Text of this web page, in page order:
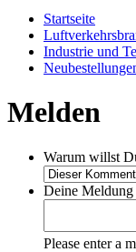
Startseite
Industrie und
Melden
Warum willst
Deine Meldung
Please enter a